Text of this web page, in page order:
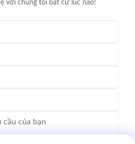
với chúng tôi bất cứ lúc nào!